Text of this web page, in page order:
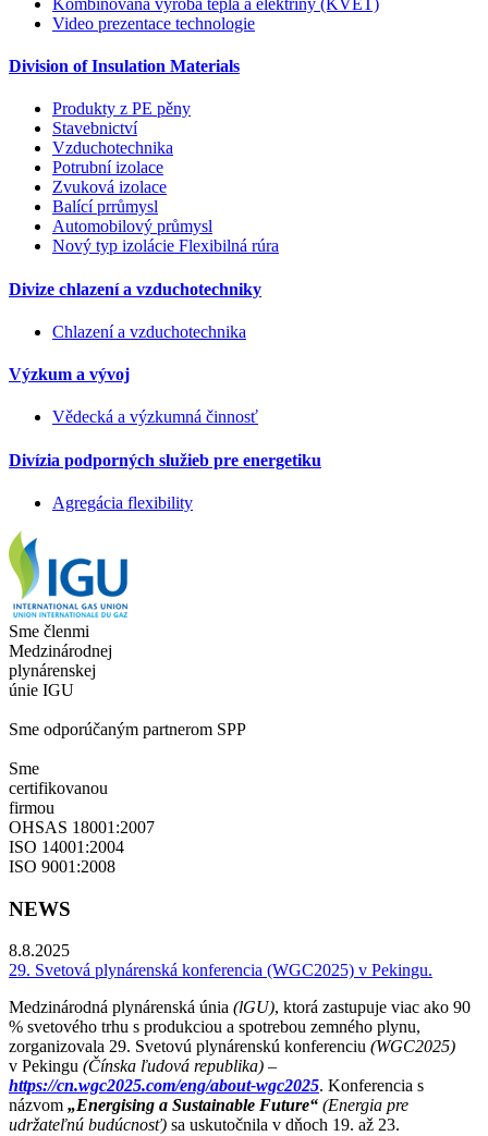
Video prezentace technologie
Division of Insulation Materials
Produkty z PE pěny
Stavebnictví
Vzduchotechnika
Potrubní izolace
Zvuková izolace
Balící prrůmysl
Automobilový průmysl
Nový typ izolácie Flexibilná rúra
Divize chlazení a vzduchotechniky
Chlazení a vzduchotechnika
Výzkum a vývoj
Vědecká a výzkumná činnosť
Divízia podporných služieb pre energetiku
Agregácia flexibility
Sme členmi
Medzinárodnej
plynárenskej
únie IGU
Sme odporúčaným partnerom SPP
Sme
certifikovanou
firmou
OHSAS 18001:2007
ISO 14001:2004
ISO 9001:2008
NEWS
8.8.2025
29. Svetová plynárenská konferencia (WGC2025) v Pekingu.
Medzinárodná plynárenská únia (lGU), ktorá zastupuje viac ako 90
% svetového trhu s produkciou a spotrebou zemného plynu,
zorganizovala 29. Svetovú plynárenskú konferenciu (WGC2025)
v Pekingu (Čínska ľudová republika) –
https://cn.wgc2025.com/eng/about-wgc2025. Konferencia s
názvom „Energising a Sustainable Future“ (Energia pre
udržateľnú budúcnosť) sa uskutočnila v dňoch 19. až 23.